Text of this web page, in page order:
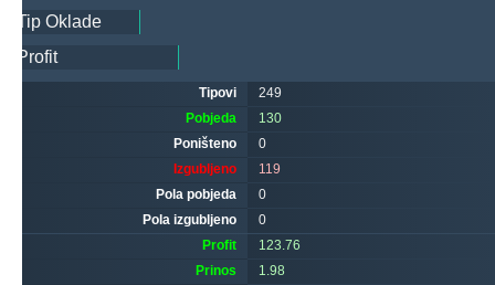
Tipovi
Pobjeda
Poništeno
Izgubljeno
Pola pobjeda
Pola izgubljeno
249
130
0
119
0
0
Profit
Prinos
123.76
1.98